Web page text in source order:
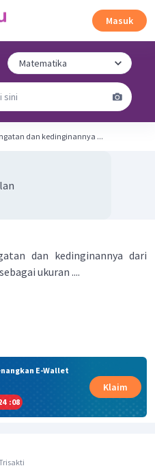
Masuk
dan kedinginannya ...
dan kedinginannya dari
ukuran ....
E-Wallet
:08
Klaim